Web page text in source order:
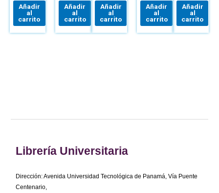
Añadir
al
carrito
Añadir
al
carrito
Añadir
al
carrito
JARAMILLO
LEVI
Añadir
al
carrito
Añadir
al
carrito
Librería Universitaria
Dirección: Avenida Universidad Tecnológica de Panamá, Vía Puente
Centenario,